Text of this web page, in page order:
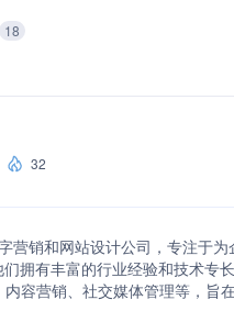
18
32
营销和网站设计公司，专注于
拥有丰富的行业经验和技术专
容营销、社交媒体管理等，旨